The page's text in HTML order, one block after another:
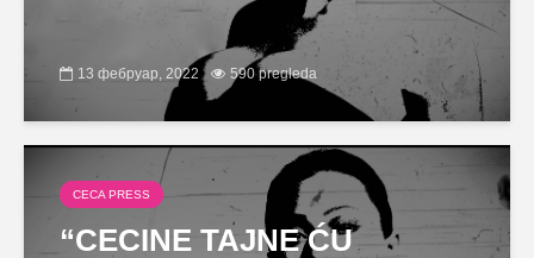
13 фебруар, 2022 590 pregleda
CECA PRESS
“CECINE TAJNE ĆU